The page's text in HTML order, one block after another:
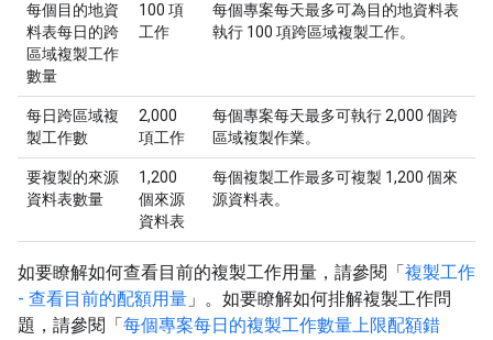
每個目的地資
料表每日的跨
區域複製工作
數量
100 項
工作
每個專案每天最多可為目的地資料表
執行 100 項跨區域複製工作。
每日跨區域複
製工作數
2,000
項工作
每個專案每天最多可執行 2,000 個跨
區域複製作業。
要複製的來源
資料表數量
1,200
個來源
資料表
每個複製工作最多可複製 1,200 個來
源資料表。
如要瞭解如何查看目前的複製工作用量，請參閱「複製工作
- 查看目前的配額用量 」。如要瞭解如何排解複製工作問
題，請參閱「每個專案每日的複製工作數量上限配額錯